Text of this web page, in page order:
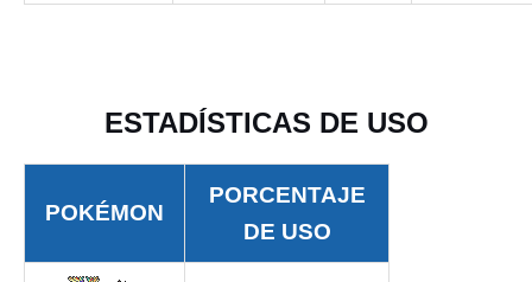
ESTADÍSTICAS DE USO
POKÉMON
PORCENTAJE
DE USO